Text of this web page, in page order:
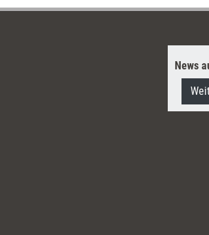
News